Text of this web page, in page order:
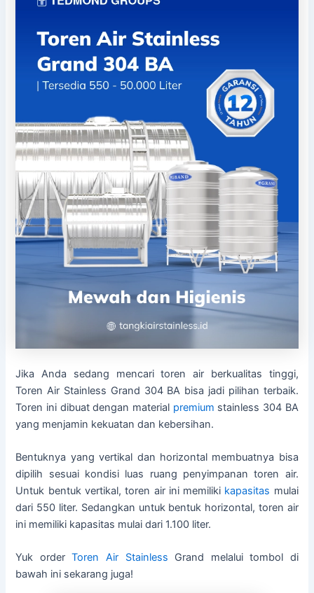
Jika Anda sedang mencari toren air berkualitas tinggi,
Toren Air Stainless Grand 304 BA bisa jadi pilihan terbaik.
Toren ini dibuat dengan material premium stainless 304 BA
yang menjamin kekuatan dan kebersihan.
Bentuknya yang vertikal dan horizontal membuatnya bisa
dipilih sesuai kondisi luas ruang penyimpanan toren air.
Untuk bentuk vertikal, toren air ini memiliki kapasitas mulai
dari 550 liter. Sedangkan untuk bentuk horizontal, toren air
ini memiliki kapasitas mulai dari 1.100 liter.
Yuk orderToren Air Stainless Grand melalui tombol di
bawah ini sekarang juga!